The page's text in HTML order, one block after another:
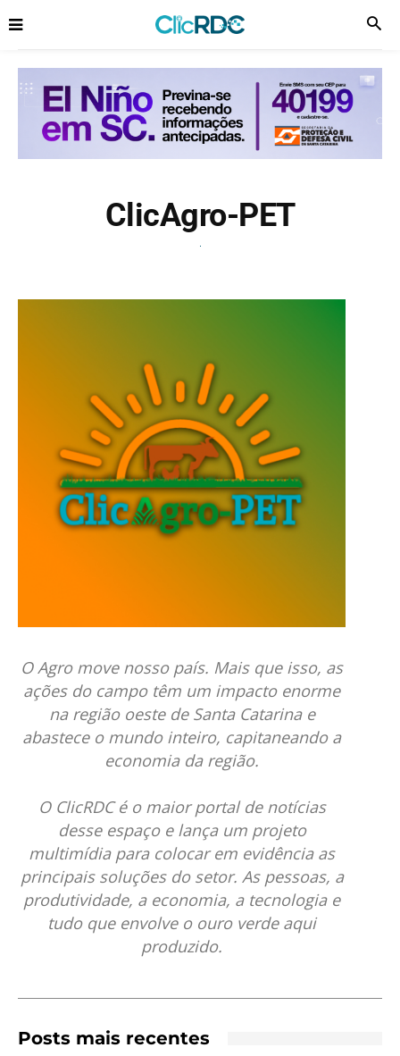
ClicAgro-PET
O Agro move nosso país. Mais que isso, as
ações do campo têm um impacto enorme
na região oeste de Santa Catarina e
abastece o mundo inteiro, capitaneando a
economia da região.
O ClicRDC é o maior portal de notícias
desse espaço e lança um projeto
multimídia para colocar em evidência as
principais soluções do setor. As pessoas, a
produtividade, a economia, a tecnologia e
tudo que envolve o ouro verde aqui
produzido.
Posts mais recentes